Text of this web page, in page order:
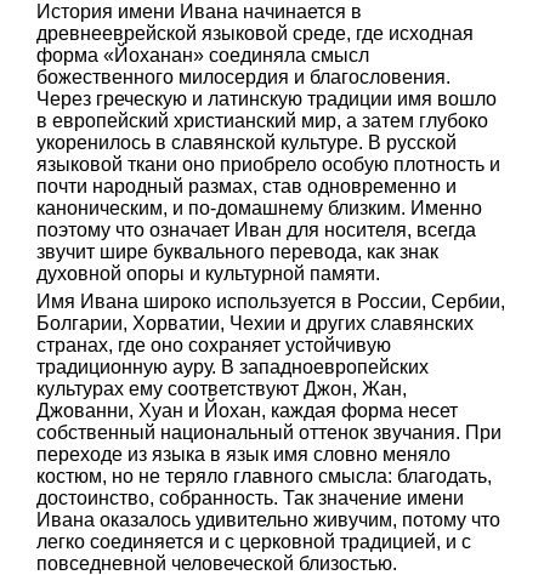
История имени Ивана начинается в
древнееврейской языковой среде, где исходная
форма «Йоханан» соединяла смысл
божественного милосердия и благословения.
Через греческую и латинскую традиции имя вошло
в европейский христианский мир, а затем глубоко
укоренилось в славянской культуре. В русской
языковой ткани оно приобрело особую плотность и
почти народный размах, став одновременно и
каноническим, и по-домашнему близким. Именно
поэтому что означает Иван для носителя, всегда
звучит шире буквального перевода, как знак
духовной опоры и культурной памяти.
Имя Ивана широко используется в России, Сербии,
Болгарии, Хорватии, Чехии и других славянских
странах, где оно сохраняет устойчивую
традиционную ауру. В западноевропейских
культурах ему соответствуют Джон, Жан,
Джованни, Хуан и Йохан, каждая форма несет
собственный национальный оттенок звучания. При
переходе из языка в язык имя словно меняло
костюм, но не теряло главного смысла: благодать,
достоинство, собранность. Так значение имени
Ивана оказалось удивительно живучим, потому что
легко соединяется и с церковной традицией, и с
повседневной человеческой близостью.